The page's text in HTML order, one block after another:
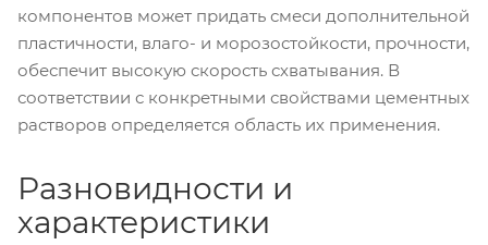
компонентов может придать смеси дополнительной
пластичности, влаго- и морозостойкости, прочности,
обеспечит высокую скорость схватывания. В
соответствии с конкретными свойствами цементных
растворов определяется область их применения.
Разновидности и
характеристики